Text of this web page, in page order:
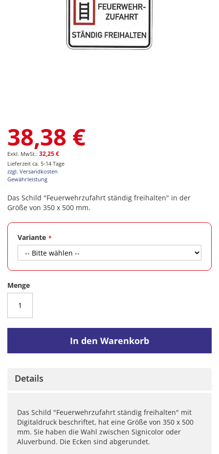
Anfang
der
Bildgalerie
springen
38,38 €
32,25 €
Lieferzeit ca. 5-14 Tage
zzgl. Versandkosten
Gewährleistung
Das Schild "Feuerwehrzufahrt ständig freihalten" in der
Größe von 350 x 500 mm.
Variante
Menge
In den Warenkorb
Details
Das Schild "Feuerwehrzufahrt ständig freihalten" mit
Digitaldruck beschriftet, hat eine Größe von 350 x 500
mm. Sie haben die Wahl zwischen Signicolor oder
Aluverbund. Die Ecken sind abgerundet.